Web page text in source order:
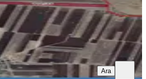
POLAT
Ara